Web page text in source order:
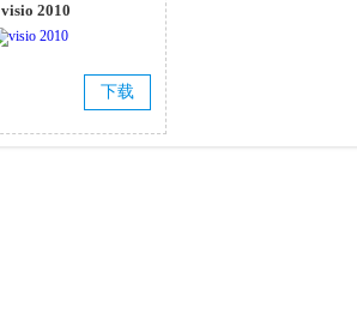
visio 2010
下载